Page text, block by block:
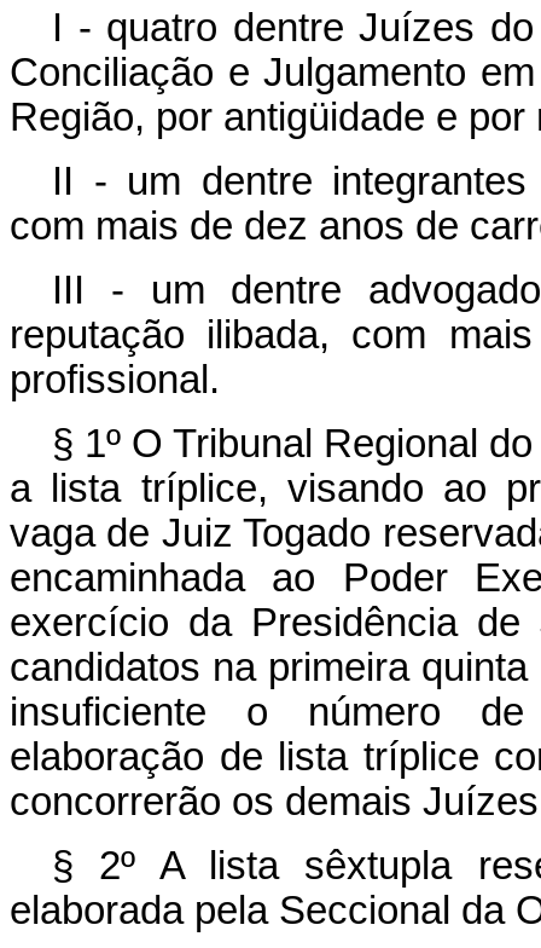
I - quatro dentre Juízes
Conciliação e Julgamento
Região, por antigüidade e
II - um dentre
com mais de dez anos de
III - um dentre
reputação ilibada, com
profissional.
§ 1º O Tribunal Regional
a lista tríplice, visando ao
vaga de Juiz Togado
encaminhada ao Poder
exercício da Presidência
candidatos na primeira
insuficiente o número
elaboração de lista tríplice
concorrerão os demais
§ 2º A lista sêxtupla
elaborada pela Seccional da